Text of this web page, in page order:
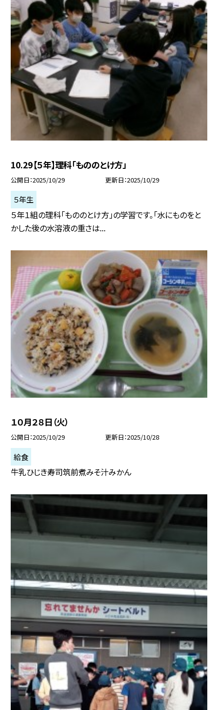
10.29【５年】理科「もののとけ方」
公開日 2025/10/29 更新日 2025/10/29
５年生
５年１組の理科「もののとけ方」の学習です。「水にものをと
かした後の水溶液の重さは...
１０月２８日（火）
公開日 2025/10/29 更新日 2025/10/28
給食
牛乳ひじき寿司筑前煮みそ汁みかん